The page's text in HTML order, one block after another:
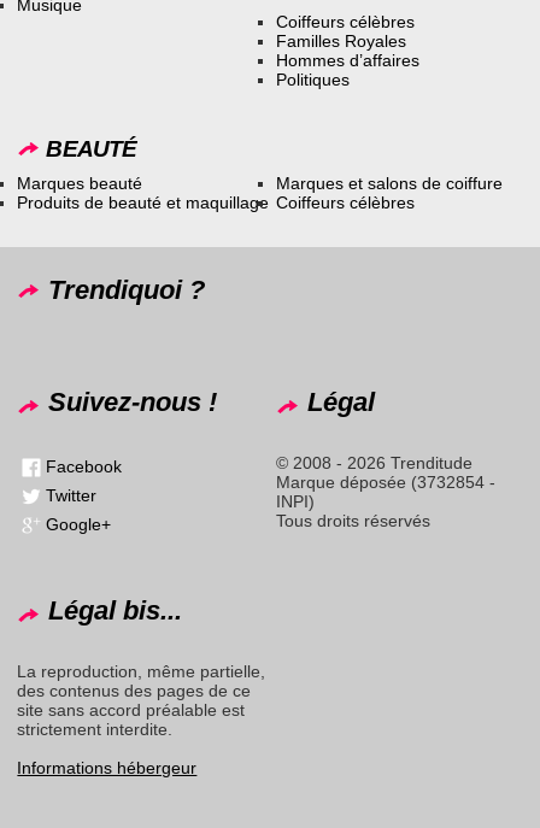
Musique
Coiffeurs célèbres
Familles Royales
Hommes d’affaires
Politiques
BEAUTÉ
Marques beauté
Produits de beauté et maquillage
Marques et salons de coiffure
Coiffeurs célèbres
Trendiquoi ?
Suivez-nous !
Facebook
Twitter
Google+
Légal
© 2008 - 2026 Trenditude
Marque déposée (3732854 -
INPI)
Tous droits réservés
Légal bis...
La reproduction, même partielle,
des contenus des pages de ce
site sans accord préalable est
strictement interdite.
Informations hébergeur